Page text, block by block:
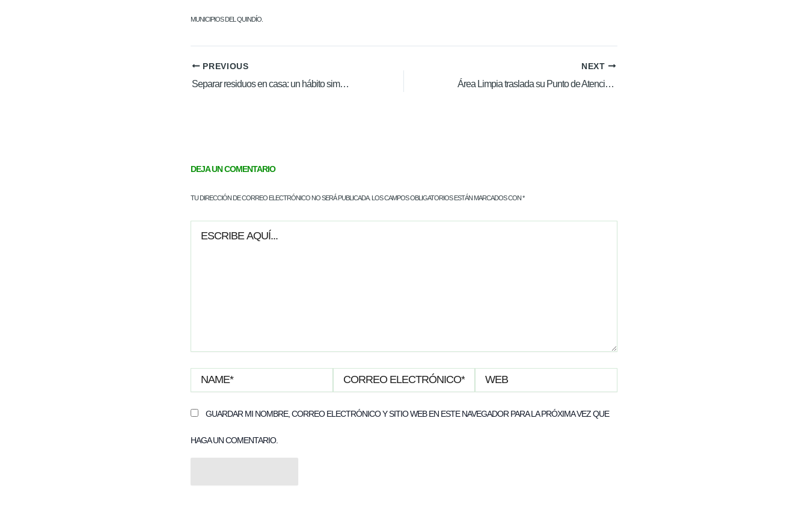
MUNICIPIOS DEL QUINDÍO.
PREVIOUS
Separar residuos en casa: un hábito simple con impacto real
NEXT
Área Limpia traslada su Punto de Atención en soacha
DEJA UN COMENTARIO
TU DIRECCIÓN DE CORREO ELECTRÓNICO NO SERÁ PUBLICADA. LOS CAMPOS OBLIGATORIOS ESTÁN MARCADOS CON*
AQUÍ...
ELECTRÓNICO*
GUARDAR MI NOMBRE, CORREO ELECTRÓNICO Y SITIO WEB EN ESTE NAVEGADOR PARA LA PRÓXIMA VEZ QUE
HAGA UN COMENTARIO.